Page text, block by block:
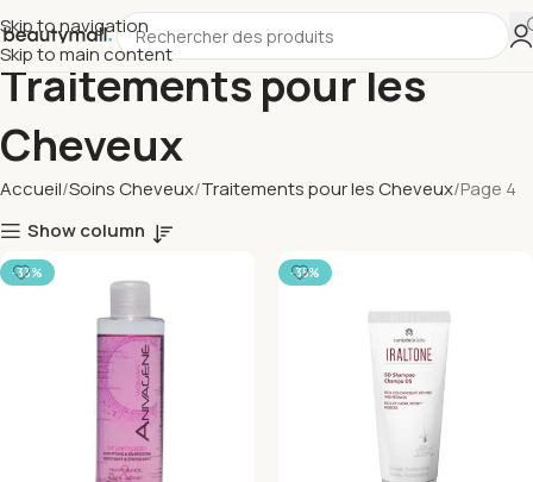
Skip to navigation
Skip to main content
Traitements pour les
Cheveux
Accueil Soins Cheveux Traitements pour les Cheveux Page 4
Show column
-33% -35%